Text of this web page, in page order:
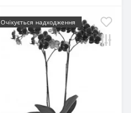
Очікується надходження